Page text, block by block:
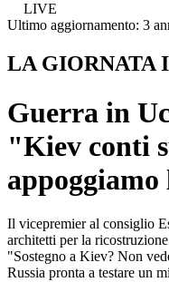
LIVE
Ultimo aggiornamento: 3
LA GIORNATA
Guerra in
"Kiev conti
Il vicepremier al consiglio
architetti per la
"Sostegno a Kiev? Non
Russia pronta a testare un